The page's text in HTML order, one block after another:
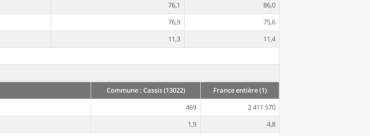
76,1
86,0
76,9
75,6
11,3
11,4
Commune : Cassis (13022)
France entière (1)
469
2 411 570
1,9
4,8